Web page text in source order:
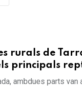
rurals de
principals
ambdues parts